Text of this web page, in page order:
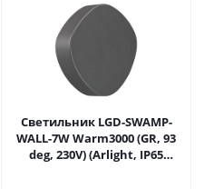
Светильник LGD-SWAMP-
WALL-7W Warm3000 (GR, 93
deg, 230V) (Arlight, IP65